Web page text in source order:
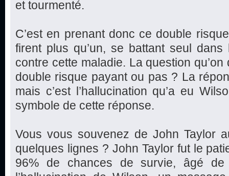
et tourmenté.
C’est en prenant donc ce double
firent plus qu’un, se battant seul
contre cette maladie. La question
double risque payant ou pas ? La
mais c’est l’hallucination qu’a eu
symbole de cette réponse.
Vous vous souvenez de John Taylor
quelques lignes ? John Taylor fut le
96% de chances de survie, âgé